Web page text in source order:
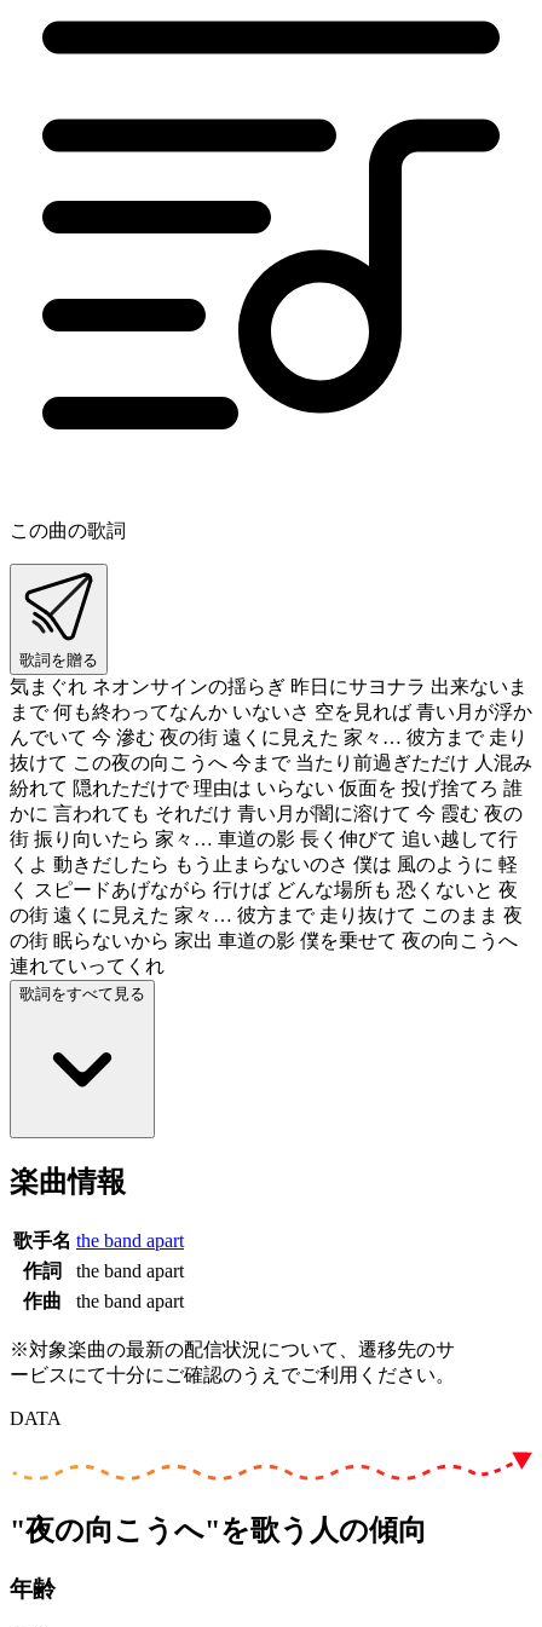
この曲の歌詞
歌詞を贈る
気まぐれ ネオンサインの揺らぎ 昨日にサヨナラ 出来ないま
まで 何も終わってなんか いないさ 空を見れば 青い月が浮か
んでいて 今 滲む 夜の街 遠くに見えた 家々… 彼方まで 走り
抜けて この夜の向こうへ 今まで 当たり前過ぎただけ 人混み
紛れて 隠れただけで 理由は いらない 仮面を 投げ捨てろ 誰
かに 言われても それだけ 青い月が闇に溶けて 今 霞む 夜の
街 振り向いたら 家々… 車道の影 長く伸びて 追い越して行
くよ 動きだしたら もう止まらないのさ 僕は 風のように 軽
く スピードあげながら 行けば どんな場所も 恐くないと 夜
の街 遠くに見えた 家々… 彼方まで 走り抜けて このまま 夜
の街 眠らないから 家出 車道の影 僕を乗せて 夜の向こうへ
連れていってくれ
歌詞をすべて見る
楽曲情報
歌手名 the band apart
作詞
the band apart
作曲
the band apart
※対象楽曲の最新の配信状況について、遷移先のサ
ービスにて十分にご確認のうえでご利用ください。
DATA
"夜の向こうへ"を歌う人の傾向
年齢